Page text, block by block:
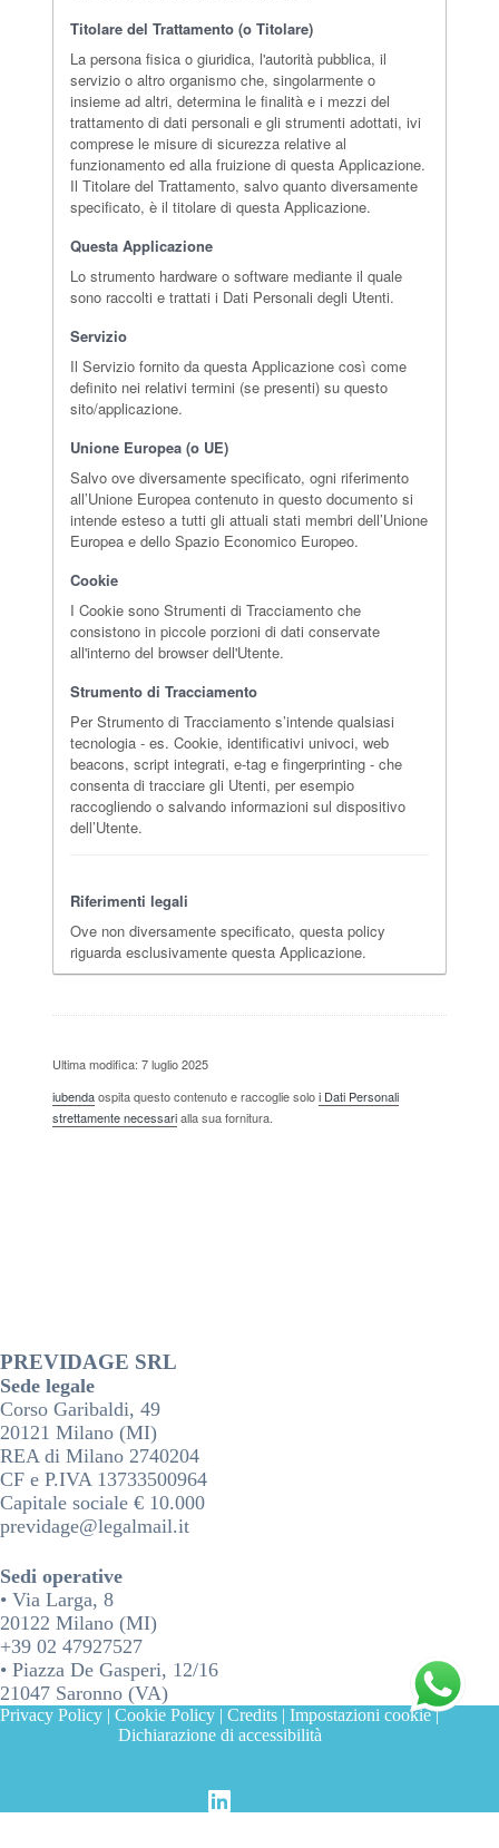
Titolare del Trattamento (o Titolare)
La persona fisica o giuridica, l'autorità pubblica, il
servizio o altro organismo che, singolarmente o
insieme ad altri, determina le finalità e i mezzi del
trattamento di dati personali e gli strumenti adottati, ivi
comprese le misure di sicurezza relative al
funzionamento ed alla fruizione di questa Applicazione.
Il Titolare del Trattamento, salvo quanto diversamente
specificato, è il titolare di questa Applicazione.
Questa Applicazione
Lo strumento hardware o software mediante il quale
sono raccolti e trattati i Dati Personali degli Utenti.
Servizio
Il Servizio fornito da questa Applicazione così come
definito nei relativi termini (se presenti) su questo
sito/applicazione.
Unione Europea (o UE)
Salvo ove diversamente specificato, ogni riferimento
all’Unione Europea contenuto in questo documento si
intende esteso a tutti gli attuali stati membri dell’Unione
Europea e dello Spazio Economico Europeo.
Cookie
I Cookie sono Strumenti di Tracciamento che
consistono in piccole porzioni di dati conservate
all'interno del browser dell'Utente.
Strumento di Tracciamento
Per Strumento di Tracciamento s’intende qualsiasi
tecnologia - es. Cookie, identificativi univoci, web
beacons, script integrati, e-tag e fingerprinting - che
consenta di tracciare gli Utenti, per esempio
raccogliendo o salvando informazioni sul dispositivo
dell’Utente.
Riferimenti legali
Ove non diversamente specificato, questa policy
riguarda esclusivamente questa Applicazione.
Ultima modifica: 7 luglio 2025
iubendaospita questo contenuto e raccoglie soloi Dati Personali
strettamente necessarialla sua fornitura.
PREVIDAGE SRL
Sede legale
Corso Garibaldi, 49
20121 Milano (MI)
REA di Milano 2740204
CF e P.IVA 13733500964
Capitale sociale € 10.000
previdage@legalmail.it
Sedi operative
• Via Larga, 8
20122 Milano (MI)
+39 02 47927527
• Piazza De Gasperi, 12/16
21047 Saronno (VA)
Privacy Policy |Cookie Policy |Credits |Impostazioni cookie|
Dichiarazione di accessibilità